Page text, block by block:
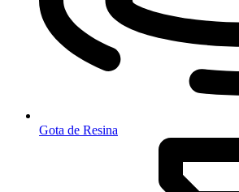
Gota de Resina